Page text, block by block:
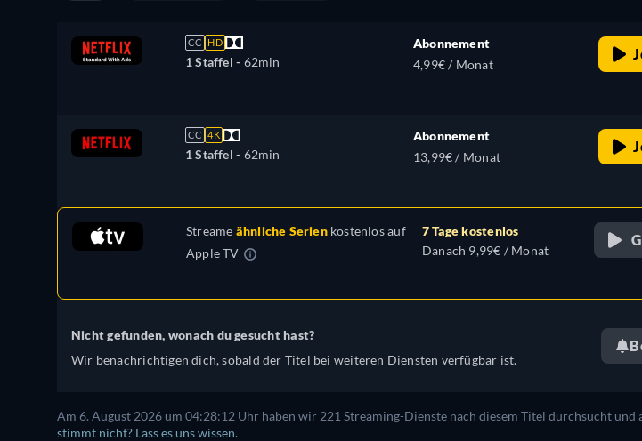
CC HD
1 Staffel - 62min
Abonnement
4,99€ / Monat
CC 4K
1 Staffel - 62min
Abonnement
13,99€ / Monat
Streame ähnliche Serienkostenlos auf
Apple TV
7 Tage kostenlos
Danach 9,99€ / Monat
Nicht gefunden, wonach du gesucht hast?
Wir benachrichtigen dich, sobald der Titel bei weiteren Diensten verfügbar ist.
Am 6. August 2026 um 04:28:12 Uhr haben wir 221 Streaming-Dienste nach diesem Titel durchsucht und
stimmt nicht? Lass es uns wissen.